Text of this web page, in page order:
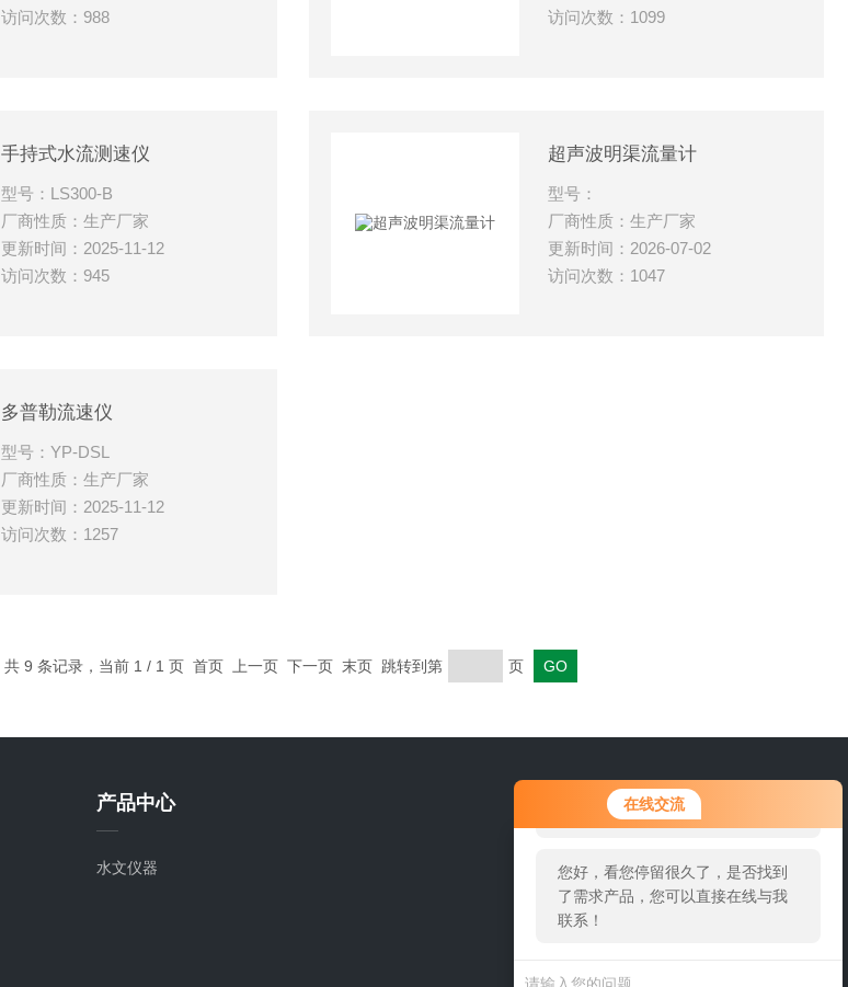
在线交流
您好！欢迎前来咨询，很高兴为您
服务，请问您要咨询什么问题呢？
您好，看您停留很久了，是否找到
了需求产品，您可以直接在线与我
联系！
访问次数：988
访问次数：1099
手持式水流测速仪
型号：LS300-B
厂商性质：生产厂家
更新时间：2025-11-12
访问次数：945
超声波明渠流量计
型号：
厂商性质：生产厂家
更新时间：2026-07-02
访问次数：1047
多普勒流速仪
型号：YP-DSL
厂商性质：生产厂家
更新时间：2025-11-12
访问次数：1257
共 9 条记录，当前 1 / 1 页 首页 上一页 下一页 末页 跳转到第 页
产品中心
水文仪器